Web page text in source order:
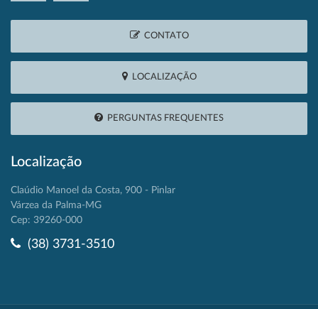
CONTATO
LOCALIZAÇÃO
PERGUNTAS FREQUENTES
Localização
Claúdio Manoel da Costa, 900 - Pinlar
Várzea da Palma-MG
Cep: 39260-000
(38) 3731-3510